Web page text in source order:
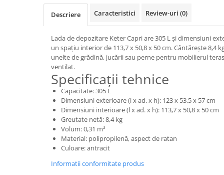
Rezervoare de acumulare
Instant apa calda pe gaz / GPL
Panouri solare si fotovoltaice
Panouri solare cu tuburi vidate
Panouri solare plane
Pachete complete panouri solare
Echipamente pentru panouri
Panouri solare fotovoltaice
Ventilatie si climatizare
Aparate de aer conditionat
Descriere Caracteristici Review-uri (0)
Lada de depozitare Keter Capri are 305 L și dimensiuni
un spațiu interior de 113,7 x 50,8 x 50 cm. Cântărește 8,4
unelte de grădină, jucării sau perne pentru mobilierul
ventilat.
Specificații tehnice
Capacitate: 305 L
Dimensiuni exterioare (l x ad. x h): 123 x 53,5 x 57 cm
Dimensiuni interioare (l x ad. x h): 113,7 x 50,8 x 50 cm
Greutate netă: 8,4 kg
Volum: 0,31 m³
Material: polipropilenă, aspect de ratan
Culoare: antracit
Informatii conformitate produs